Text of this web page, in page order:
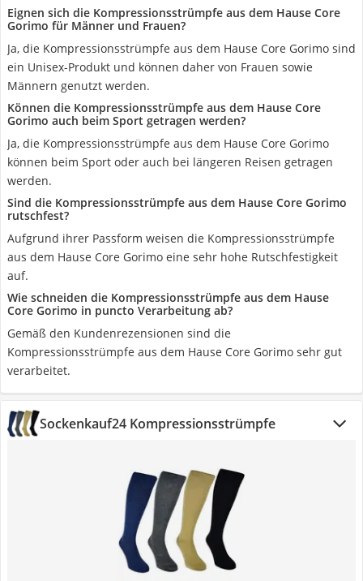
Eignen sich die Kompressionsstrümpfe aus dem Hause Core
Gorimo für Männer und Frauen?
Ja, die Kompressionsstrümpfe aus dem Hause Core Gorimo sind
ein Unisex-Produkt und können daher von Frauen sowie
Männern genutzt werden.
Können die Kompressionsstrümpfe aus dem Hause Core
Gorimo auch beim Sport getragen werden?
Ja, die Kompressionsstrümpfe aus dem Hause Core Gorimo
können beim Sport oder auch bei längeren Reisen getragen
werden.
Sind die Kompressionsstrümpfe aus dem Hause Core Gorimo
rutschfest?
Aufgrund ihrer Passform weisen die Kompressionsstrümpfe
aus dem Hause Core Gorimo eine sehr hohe Rutschfestigkeit
auf.
Wie schneiden die Kompressionsstrümpfe aus dem Hause
Core Gorimo in puncto Verarbeitung ab?
Gemäß den Kundenrezensionen sind die
Kompressionsstrümpfe aus dem Hause Core Gorimo sehr gut
verarbeitet.
Sockenkauf24 Kompressionsstrümpfe